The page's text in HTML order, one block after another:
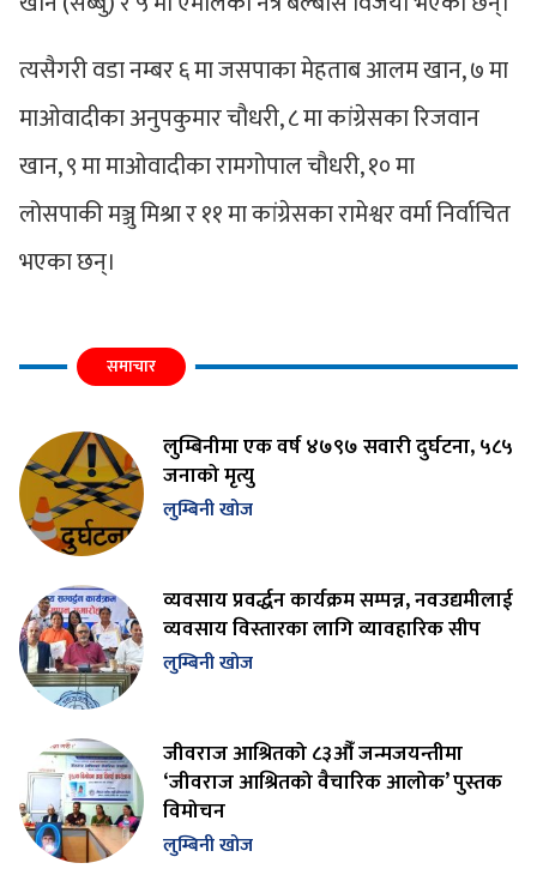
त्यसैगरी वडा नम्बर ६ मा जसपाका मेहताब आलम खान, ७ मा
माओवादीका अनुपकुमार चौधरी, ८ मा कांग्रेसका रिजवान
खान, ९ मा माओवादीका रामगोपाल चौधरी, १० मा
लोसपाकी मञ्जु मिश्रा र ११ मा कांग्रेसका रामेश्वर वर्मा निर्वाचित
भएका छन्।
समाचार
लुम्बिनीमा एक वर्ष ४७९७ सवारी दुर्घटना, ५८५
जनाको मृत्यु
लुम्बिनी खोज
व्यवसाय प्रवर्द्धन कार्यक्रम सम्पन्न, नवउद्यमीलाई
व्यवसाय विस्तारका लागि व्यावहारिक सीप
लुम्बिनी खोज
जीवराज आश्रितको ८३औँ जन्मजयन्तीमा
‘जीवराज आश्रितको वैचारिक आलोक’ पुस्तक
विमोचन
लुम्बिनी खोज